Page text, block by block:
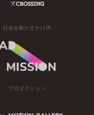
社会を動かすかけ声
プロダクション